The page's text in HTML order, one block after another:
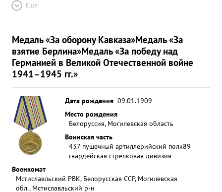
Ещё
Медаль «За оборону Кавказа»Медаль «За
взятие Берлина»Медаль «За победу над
Германией в Великой Отечественной войне
1941–1945 гг.»
Дата рождения 09.01.1909
Место рождения
Белоруссия, Могилевская область
Воинская часть
437 пушечный артиллерийский полк89
гвардейская стрелковая дивизия
Военкомат
Мстиславльский РВК, Белорусская ССР, Могилевская
обл., Мстиславльский р-н